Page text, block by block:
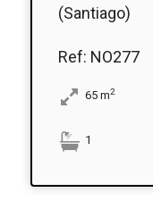
(Santiago)
Ref: NO277
65m2
1